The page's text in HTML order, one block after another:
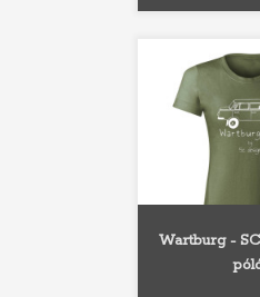
Wartburg -